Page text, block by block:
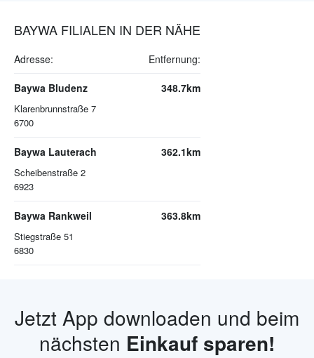
BAYWA FILIALEN IN DER NÄHE
Adresse: Entfernung:
Baywa Bludenz
Klarenbrunnstraße 7
6700
348.7km
Baywa Lauterach
Scheibenstraße 2
6923
362.1km
Baywa Rankweil
Stiegstraße 51
6830
363.8km
Jetzt App downloaden und beim
nächsten Einkauf sparen!